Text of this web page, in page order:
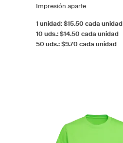
Impresión aparte
1 unidad: $15.50 cada unidad
10 uds.: $14.50 cada unidad
50 uds.: $9.70 cada unidad